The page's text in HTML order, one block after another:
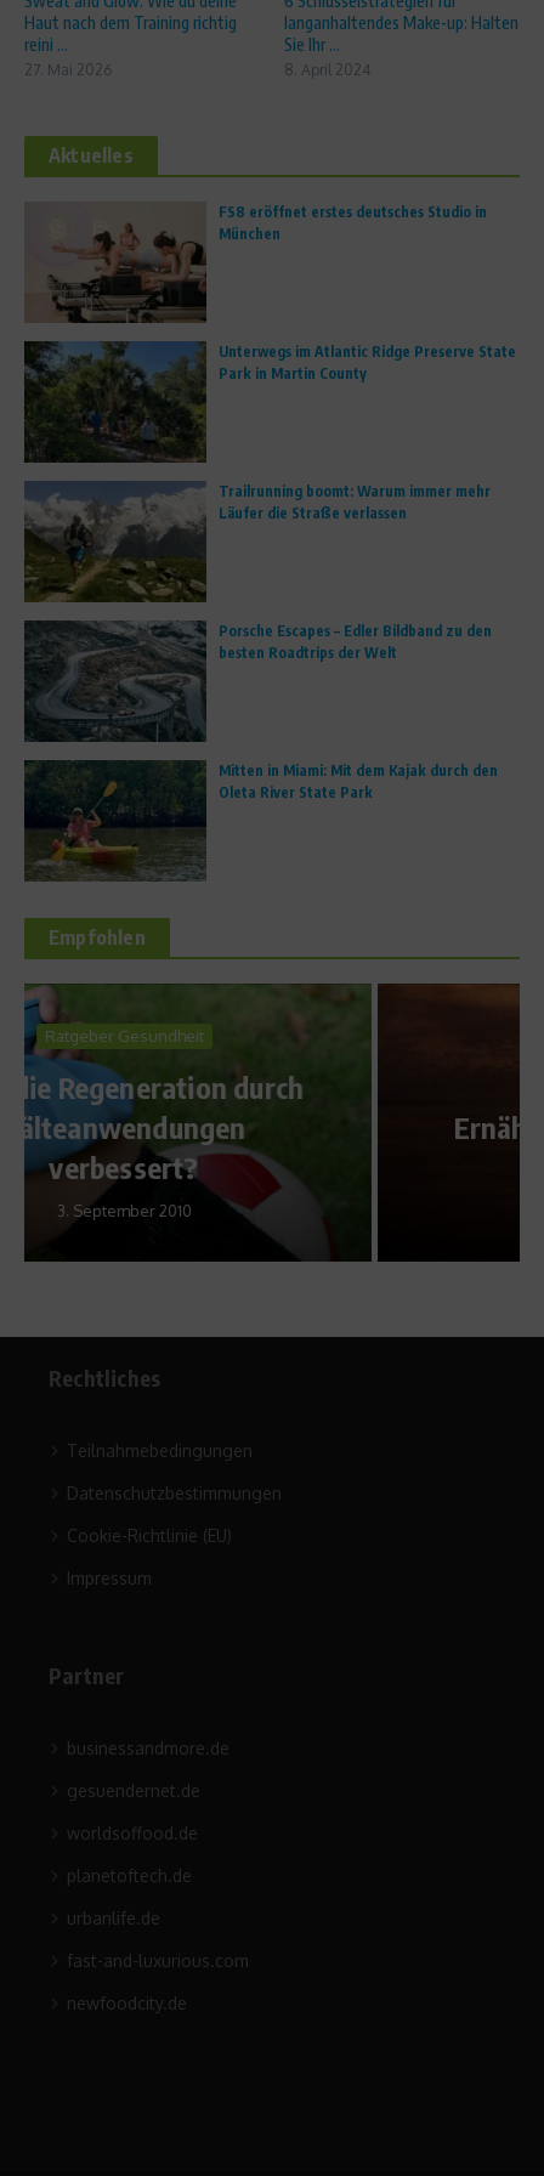
Haut nach dem Training richtig
reini ...
27. Mai 2026
langanhaltendes Make-up: Halten
Sie Ihr ...
8. April 2024
Aktuelles
FS8 eröffnet erstes deutsches Studio in
München
Unterwegs im Atlantic Ridge Preserve State
Park in Martin County
Trailrunning boomt: Warum immer mehr
Läufer die Straße verlassen
Porsche Escapes – Edler Bildband zu den
besten Roadtrips der Welt
Mitten in Miami: Mit dem Kajak durch den
Oleta River State Park
Empfohlen
Aufgedeckt –
Ernährungsmythen kriegen
ihr Fett weg
31. Oktober 2013
Rechtliches
Teilnahmebedingungen
Datenschutzbestimmungen
Cookie-Richtlinie (EU)
Impressum
Partner
businessandmore.de
gesuendernet.de
worldsoffood.de
planetoftech.de
urbanlife.de
fast-and-luxurious.com
newfoodcity.de